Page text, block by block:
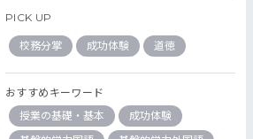
PICK UP
校務分掌 成功体験 道徳
おすすめキーワード
授業の基礎・基本
成功体験